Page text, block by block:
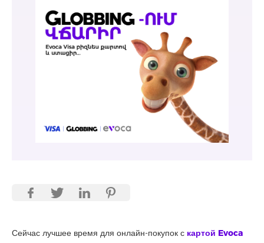
Сейчас лучшее время для онлайн-покупок с картой Evoca